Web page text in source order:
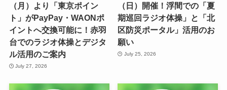
（月）より「東京ポイン
ト」がPayPay・WAONポ
イントへ交換可能に！赤羽
台でのラジオ体操とデジタ
ル活用のご案内
July 27, 2026
（日）開催！浮間での「夏
期巡回ラジオ体操」と「北
区防災ポータル」活用のお
願い
July 25, 2026